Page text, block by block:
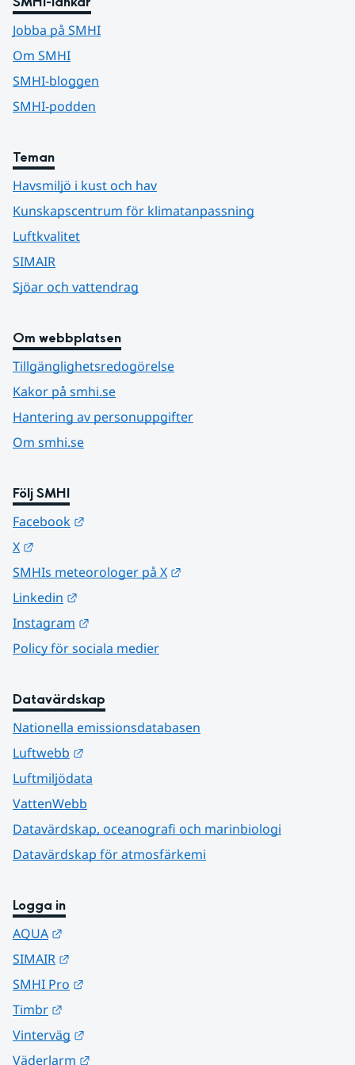
Jobba på SMHI
Om SMHI
SMHI-bloggen
SMHI-podden
Teman
Havsmiljö i kust och hav
Kunskapscentrum för klimatanpassning
Luftkvalitet
SIMAIR
Sjöar och vattendrag
Om webbplatsen
Tillgänglighetsredogörelse
Kakor på smhi.se
Hantering av personuppgifter
Om smhi.se
Följ SMHI
Facebook
X
SMHIs meteorologer på X
Linkedin
Instagram
Policy för sociala medier
Datavärdskap
Nationella emissionsdatabasen
Luftwebb
Luftmiljödata
VattenWebb
Datavärdskap, oceanografi och marinbiologi
Datavärdskap för atmosfärkemi
Logga in
AQUA
SIMAIR
SMHI Pro
Timbr
Vinterväg
Väderlarm